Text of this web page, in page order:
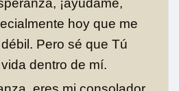
¡ayúdame,
hoy que me
Pero sé que Tú
dentro de mí.